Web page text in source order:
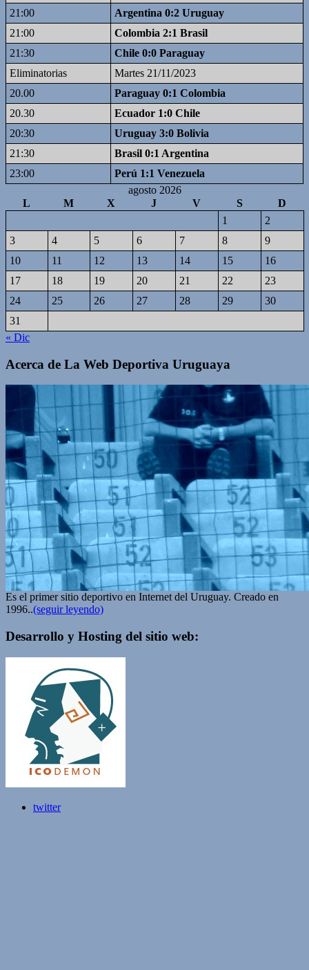
21:00
Argentina 0:2 Uruguay
21:00
Colombia 2:1 Brasil
21:30
Chile 0:0 Paraguay
Eliminatorias
Martes 21/11/2023
20.00
Paraguay 0:1 Colombia
20.30
Ecuador 1:0 Chile
20:30
Uruguay 3:0 Bolivia
21:30
Brasil 0:1 Argentina
23:00
Perú 1:1 Venezuela
agosto 2026
L
M X J V S
D
1
2
3
4 5 6 7 8
9
10
11 12 13 14 15
16
17
18 19 20 21 22
23
24
25 26 27 28 29
30
31
« Dic
Acerca de La Web Deportiva Uruguaya
Es el primer sitio deportivo en Internet del Uruguay. Creado en
1996..(seguir leyendo)
Desarrollo y Hosting del sitio web:
twitter